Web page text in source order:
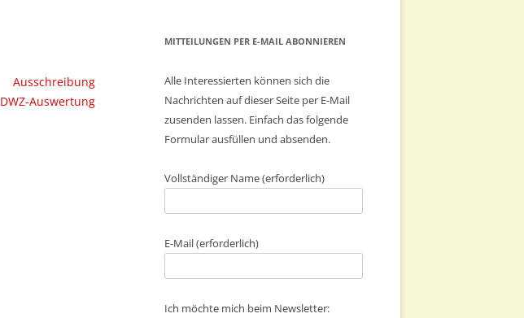
SAISON 2016/2017
Ausschreibung
DWZ-Auswertung
MITTEILUNGEN PER E-MAIL ABONNIEREN
Alle Interessierten können sich die
Nachrichten auf dieser Seite per E-Mail
zusenden lassen. Einfach das folgende
Formular ausfüllen und absenden.
Vollständiger Name (erforderlich)
E-Mail (erforderlich)
Ich möchte mich beim Newsletter: